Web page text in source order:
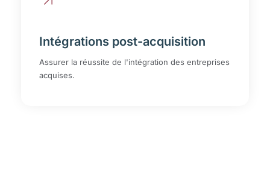
Intégrations post-acquisition
Assurer la réussite de l'intégration des entreprises
acquises.